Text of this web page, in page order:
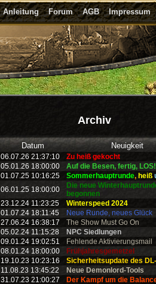
Anleitung Forum AGB Impressum
Archiv
Datum Neuigkeit
06.07.26 21:37:10
Zu heiß gekocht
05.01.26 18:00:00
Auf die Besen, fertig, LOS!
01.07.25 10:16:25
Sommerhauptrunde, heiß
06.01.25 18:00:00
Die neue
begonnen
23.12.24 11:23:25
Winterspeed 2024
01.07.24 18:11:45
Neue Runde, neues Glück
27.06.24 16:38:17
The Show Must Go On
05.02.24 11:15:28
NPC Siedlungen
09.01.24 19:02:51
Fehlende Aktivierungsmail
08.01.24 18:00:00
Frühjahresgemetzel
19.10.23 10:23:16
Sicherheitsupdate des
11.08.23 13:45:22
Neue Demonlord-Tools
31.07.23 21:00:27
Der Kampf um die